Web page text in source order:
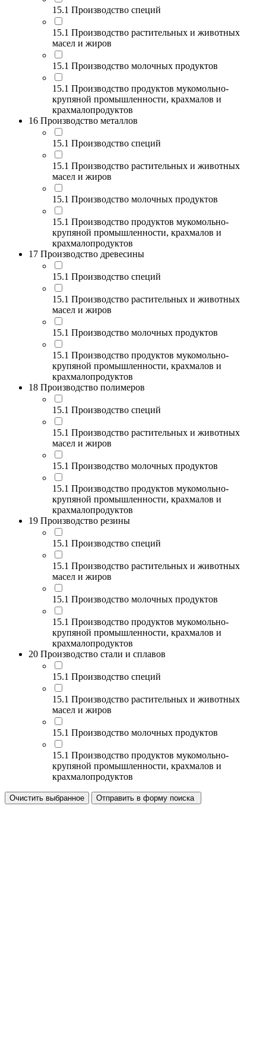
15.1 Производство специй
15.1 Производство растительных и животных
масел и жиров
15.1 Производство молочных продуктов
15.1 Производство продуктов мукомольно-
крупяной промышленности, крахмалов и
крахмалопродуктов
16 Производство металлов
15.1 Производство специй
15.1 Производство растительных и животных
масел и жиров
15.1 Производство молочных продуктов
15.1 Производство продуктов мукомольно-
крупяной промышленности, крахмалов и
крахмалопродуктов
17 Производство древесины
15.1 Производство специй
15.1 Производство растительных и животных
масел и жиров
15.1 Производство молочных продуктов
15.1 Производство продуктов мукомольно-
крупяной промышленности, крахмалов и
крахмалопродуктов
18 Производство полимеров
15.1 Производство специй
15.1 Производство растительных и животных
масел и жиров
15.1 Производство молочных продуктов
15.1 Производство продуктов мукомольно-
крупяной промышленности, крахмалов и
крахмалопродуктов
19 Производство резины
15.1 Производство специй
15.1 Производство растительных и животных
масел и жиров
15.1 Производство молочных продуктов
15.1 Производство продуктов мукомольно-
крупяной промышленности, крахмалов и
крахмалопродуктов
20 Производство стали и сплавов
15.1 Производство специй
15.1 Производство растительных и животных
масел и жиров
15.1 Производство молочных продуктов
15.1 Производство продуктов мукомольно-
крупяной промышленности, крахмалов и
крахмалопродуктов